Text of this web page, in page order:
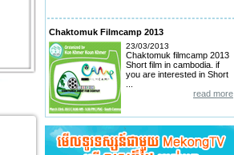
Chaktomuk Filmcamp 2013
23/03/2013
Chaktomuk filmcamp 2013
Short film in cambodia. if
you are interested in Short
read more